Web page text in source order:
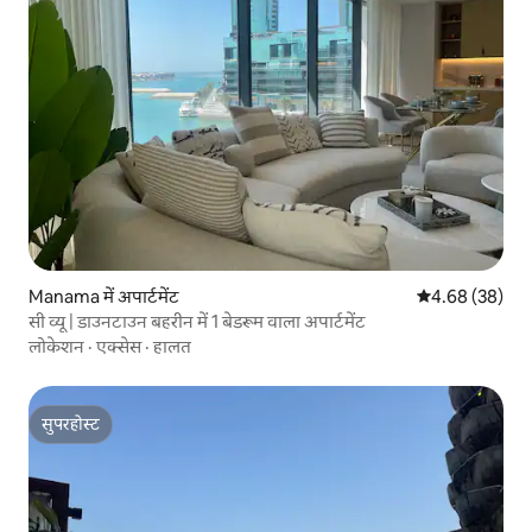
Manama में अपार्टमेंट औसत रेटिंग 5 में
4.68 (38)
सी व्यू | डाउनटाउन बहरीन में 1 बेडरूम वाला अपार्टमेंट
लोकेशन ·एक्सेस·हालत
सुपरहोस्ट
सुपरहोस्ट